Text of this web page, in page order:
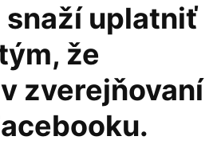
snaží uplatniť
že
zverejňovaní